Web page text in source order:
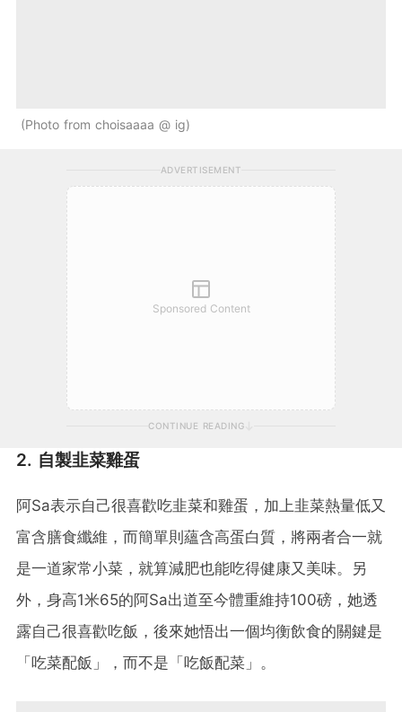
Photo from choisaaaa @ ig
ADVERTISEMENT
Sponsored Content
CONTINUE READING
2. 自製韭菜雞蛋
阿Sa表示自己很喜歡吃韭菜和雞蛋，加上韭菜熱量低又
富含膳食纖維，而簡單則蘊含高蛋白質，將兩者合一就
是一道家常小菜，就算減肥也能吃得健康又美味。另
外，身高1米65的阿Sa出道至今體重維持100磅，她透
露自己很喜歡吃飯，後來她悟出一個均衡飲食的關鍵是
「吃菜配飯」，而不是「吃飯配菜」。